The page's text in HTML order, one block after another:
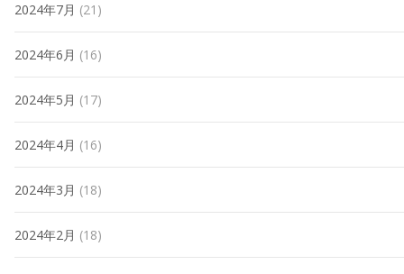
2024年7月 (21)
2024年6月 (16)
2024年5月 (17)
2024年4月 (16)
2024年3月 (18)
2024年2月 (18)